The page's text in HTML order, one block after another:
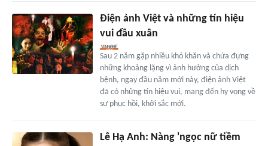
Điện ảnh Việt và những tín hiệu
vui đầu xuân
Sau 2 năm gặp nhiều khó khăn và chứa đựng
những khoảng lặng vì ảnh hưởng của dịch
bệnh, ngay đầu năm mới này, điện ảnh Việt
đã có những tín hiệu vui, mang đến hy vọng về
sự phục hồi, khởi sắc mới.
Lê Hạ Anh: Nàng 'ngọc nữ tiềm